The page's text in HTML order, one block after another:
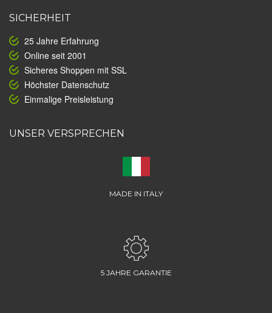
SICHERHEIT
25 Jahre Erfahrung
Online seit 2001
Sicheres Shoppen mit SSL
Höchster Datenschutz
Einmalige Preisleistung
UNSER VERSPRECHEN
MADE IN ITALY
5 JAHRE GARANTIE